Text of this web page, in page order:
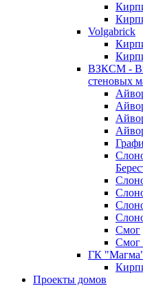
Volgabrick
ВЗКСМ -
стеновых
Смог
Смог
ГК
Проекты домов